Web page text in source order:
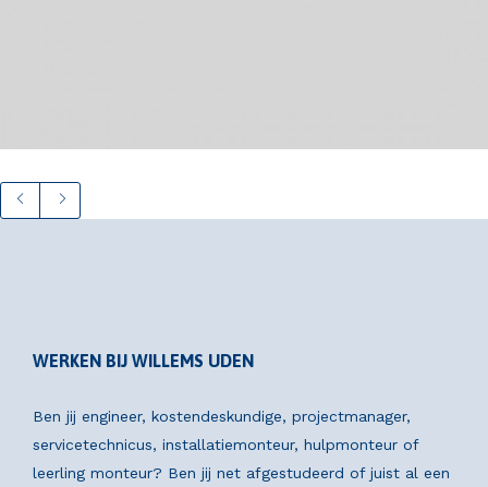
WERKEN BIJ WILLEMS UDEN
Ben jij engineer, kostendeskundige, projectmanager,
servicetechnicus, installatiemonteur, hulpmonteur of
leerling monteur? Ben jij net afgestudeerd of juist al een